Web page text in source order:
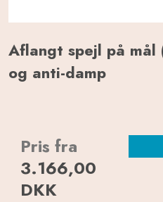
Aflangt spejl på mål
og anti-damp
Pris fra
3.166,00
DKK